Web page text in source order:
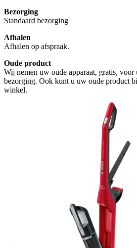
Bezorging
Standaard bezorging
Afhalen
Afhalen op afspraak.
Oude product
Wij nemen uw oude apparaat, gratis, voor
bezorging. Ook kunt u uw oude product
winkel.